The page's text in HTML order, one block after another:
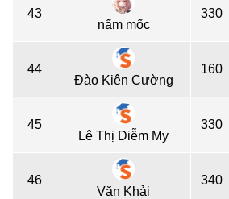
43
nấm mốc
330
44
Đào Kiên Cường
160
45
Lê Thị Diễm My
330
46
Văn Khải
340